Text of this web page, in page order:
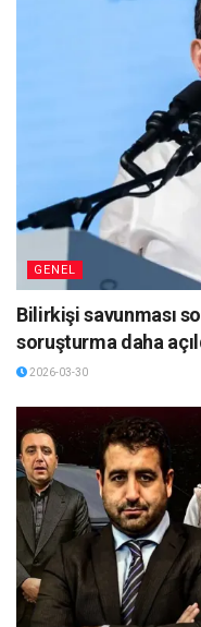
GENEL
Bilirkişi savunması
soruşturma daha
2026-03-30